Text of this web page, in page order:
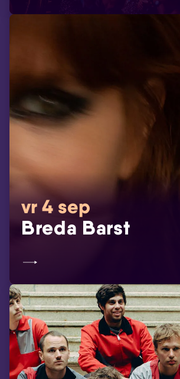
vr 4 sep
Breda Barst